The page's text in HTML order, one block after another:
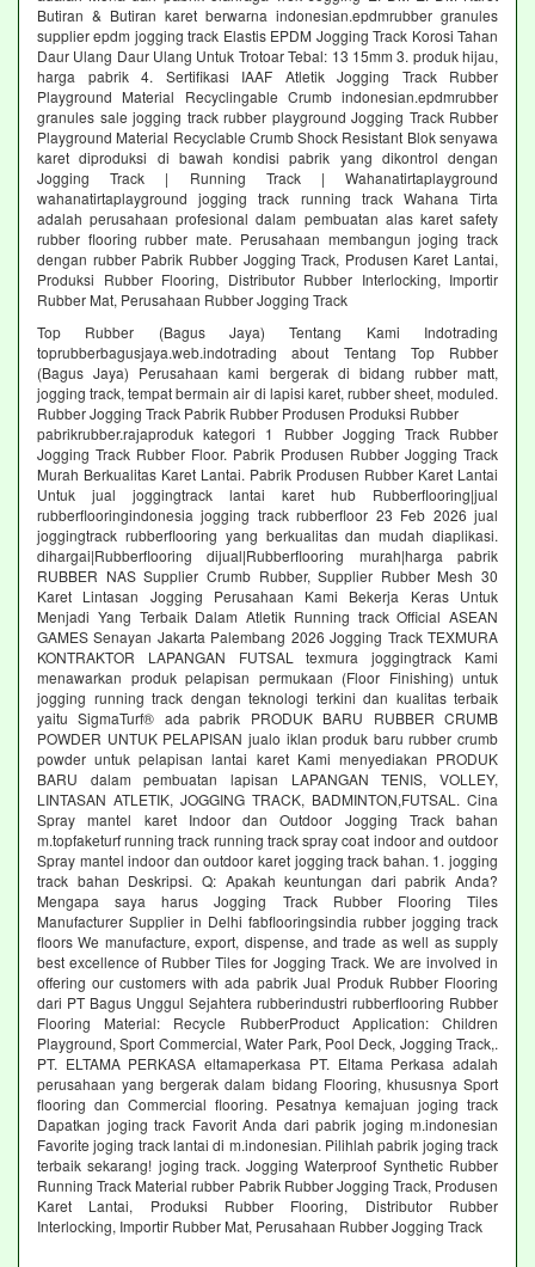
Butiran & Butiran karet berwarna indonesian.epdmrubber granules
supplier epdm jogging track Elastis EPDM Jogging Track Korosi Tahan
Daur Ulang Daur Ulang Untuk Trotoar Tebal: 13 15mm 3. produk hijau,
harga pabrik 4. Sertifikasi IAAF Atletik Jogging Track Rubber
Playground Material Recyclingable Crumb indonesian.epdmrubber
granules sale jogging track rubber playground Jogging Track Rubber
Playground Material Recyclable Crumb Shock Resistant Blok senyawa
karet diproduksi di bawah kondisi pabrik yang dikontrol dengan
Jogging Track | Running Track | Wahanatirtaplayground
wahanatirtaplayground jogging track running track Wahana Tirta
adalah perusahaan profesional dalam pembuatan alas karet safety
rubber flooring rubber mate. Perusahaan membangun joging track
dengan rubber Pabrik Rubber Jogging Track, Produsen Karet Lantai,
Produksi Rubber Flooring, Distributor Rubber Interlocking, Importir
Rubber Mat, Perusahaan Rubber Jogging Track
Top Rubber (Bagus Jaya) Tentang Kami Indotrading
toprubberbagusjaya.web.indotrading about Tentang Top Rubber
(Bagus Jaya) Perusahaan kami bergerak di bidang rubber matt,
jogging track, tempat bermain air di lapisi karet, rubber sheet, moduled.
Rubber Jogging Track Pabrik Rubber Produsen Produksi Rubber
pabrikrubber.rajaproduk kategori 1 Rubber Jogging Track Rubber
Jogging Track Rubber Floor. Pabrik Produsen Rubber Jogging Track
Murah Berkualitas Karet Lantai. Pabrik Produsen Rubber Karet Lantai
Untuk jual joggingtrack lantai karet hub Rubberflooring|jual
rubberflooringindonesia jogging track rubberfloor 23 Feb 2026 jual
joggingtrack rubberflooring yang berkualitas dan mudah diaplikasi.
dihargai|Rubberflooring dijual|Rubberflooring murah|harga pabrik
RUBBER NAS Supplier Crumb Rubber, Supplier Rubber Mesh 30
Karet Lintasan Jogging Perusahaan Kami Bekerja Keras Untuk
Menjadi Yang Terbaik Dalam Atletik Running track Official ASEAN
GAMES Senayan Jakarta Palembang 2026 Jogging Track TEXMURA
KONTRAKTOR LAPANGAN FUTSAL texmura joggingtrack Kami
menawarkan produk pelapisan permukaan (Floor Finishing) untuk
jogging running track dengan teknologi terkini dan kualitas terbaik
yaitu SigmaTurf® ada pabrik PRODUK BARU RUBBER CRUMB
POWDER UNTUK PELAPISAN jualo iklan produk baru rubber crumb
powder untuk pelapisan lantai karet Kami menyediakan PRODUK
BARU dalam pembuatan lapisan LAPANGAN TENIS, VOLLEY,
LINTASAN ATLETIK, JOGGING TRACK, BADMINTON,FUTSAL. Cina
Spray mantel karet Indoor dan Outdoor Jogging Track bahan
m.topfaketurf running track running track spray coat indoor and outdoor
Spray mantel indoor dan outdoor karet jogging track bahan. 1. jogging
track bahan Deskripsi. Q: Apakah keuntungan dari pabrik Anda?
Mengapa saya harus Jogging Track Rubber Flooring Tiles
Manufacturer Supplier in Delhi fabflooringsindia rubber jogging track
floors We manufacture, export, dispense, and trade as well as supply
best excellence of Rubber Tiles for Jogging Track. We are involved in
offering our customers with ada pabrik Jual Produk Rubber Flooring
dari PT Bagus Unggul Sejahtera rubberindustri rubberflooring Rubber
Flooring Material: Recycle RubberProduct Application: Children
Playground, Sport Commercial, Water Park, Pool Deck, Jogging Track,.
PT. ELTAMA PERKASA eltamaperkasa PT. Eltama Perkasa adalah
perusahaan yang bergerak dalam bidang Flooring, khususnya Sport
flooring dan Commercial flooring. Pesatnya kemajuan joging track
Dapatkan joging track Favorit Anda dari pabrik joging m.indonesian
Favorite joging track lantai di m.indonesian. Pilihlah pabrik joging track
terbaik sekarang! joging track. Jogging Waterproof Synthetic Rubber
Running Track Material rubber Pabrik Rubber Jogging Track, Produsen
Karet Lantai, Produksi Rubber Flooring, Distributor Rubber
Interlocking, Importir Rubber Mat, Perusahaan Rubber Jogging Track